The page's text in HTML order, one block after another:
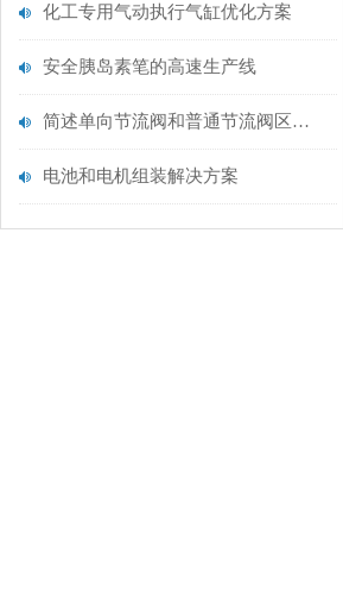
化工专用气动执行气缸优化方案
安全胰岛素笔的高速生产线
简述单向节流阀和普通节流阀区别有哪些？
电池和电机组装解决方案